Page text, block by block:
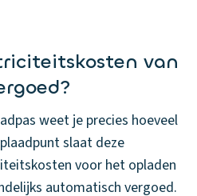
van
weet je precies hoeveel
slaat deze
voor het opladen
automatisch vergoed.